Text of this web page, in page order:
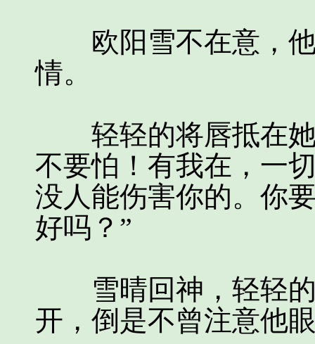
欧阳雪不在意，他
情。
轻轻的将唇抵在她
不要怕！有我在，一
没人能伤害你的。你
好吗？”
雪晴回神，轻轻的
开，倒是不曾注意他